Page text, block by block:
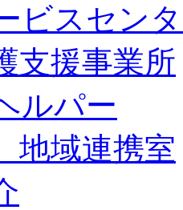
ビスセン
支援事業所
ルパー
域連携室